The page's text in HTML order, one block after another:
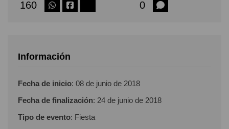
160 0
Información
Fecha de inicio: 08 de junio de 2018
Fecha de finalización: 24 de junio de 2018
Tipo de evento: Fiesta